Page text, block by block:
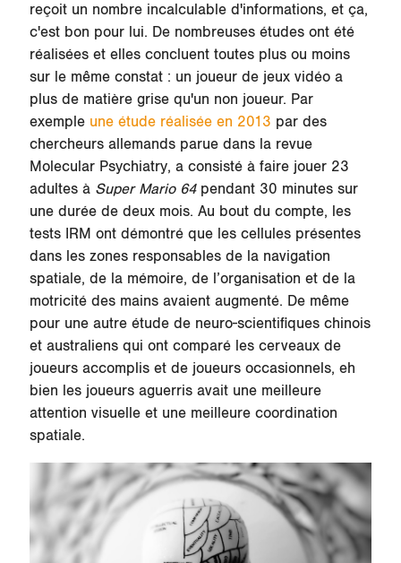
reçoit un nombre incalculable d'informations, et ça,
c'est bon pour lui. De nombreuses études ont été
réalisées et elles concluent toutes plus ou moins
sur le même constat : un joueur de jeux vidéo a
plus de matière grise qu'un non joueur. Par
exemple une étude réalisée en 2013 par des
chercheurs allemands parue dans la revue
Molecular Psychiatry, a consisté à faire jouer 23
adultes à Super Mario 64pendant 30 minutes sur
une durée de deux mois. Au bout du compte, les
tests IRM ont démontré que les cellules présentes
dans les zones responsables de la navigation
spatiale, de la mémoire, de l’organisation et de la
motricité des mains avaient augmenté. De même
pour une autre étude de neuro-scientifiques chinois
et australiens qui ont comparé les cerveaux de
joueurs accomplis et de joueurs occasionnels, eh
bien les joueurs aguerris avait une meilleure
attention visuelle et une meilleure coordination
spatiale.